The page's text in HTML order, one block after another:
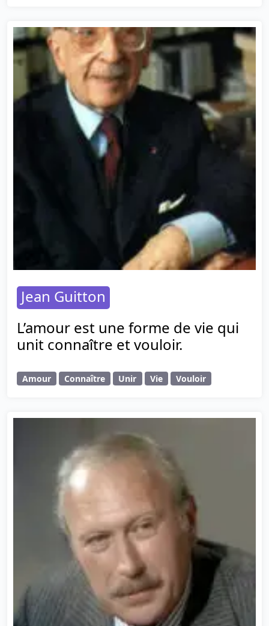
Jean Guitton
L’amour est une forme de vie qui
unit connaître et vouloir.
Amour Connaître Unir Vie Vouloir